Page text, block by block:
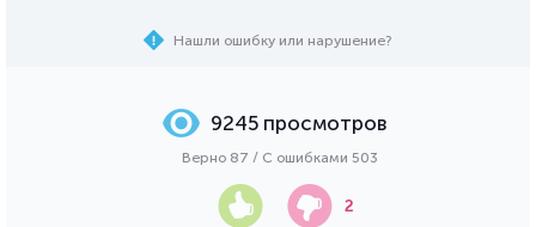
Нашли ошибку или нарушение?
9245 просмотров
Верно 87 / С ошибками 503
2